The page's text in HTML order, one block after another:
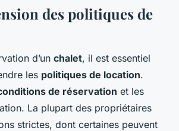
des politiques de
d’un chalet, il est essentiel
les politiques de location.
de réservation et les
La plupart des propriétaires
strictes, dont certaines peuvent